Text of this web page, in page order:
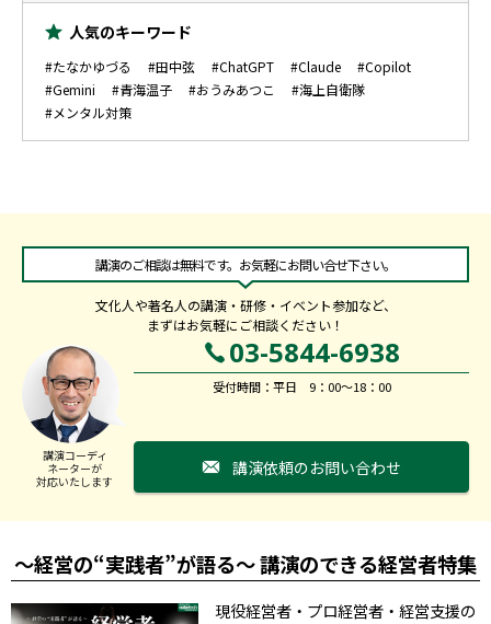
人気のキーワード
#たなかゆづる #田中弦 #ChatGPT #Claude
#Copilot
#Gemini
#青海温子 #おうみあつこ
#海上自衛隊
#メンタル対策
講演のご相談は無料です。お気軽にお問い合せ下さい。
文化人や著名人の講演・研修・イベント参加など、
まずはお気軽にご相談ください！
講演コーディ
ネーターが
対応いたします
03-5844-6938
受付時間：平日 9：00～18：00
講演依頼のお問い合わせ
～経営の“実践者”が語る～ 講演のできる経営者特集
現役経営者・プロ経営者・経営支援の